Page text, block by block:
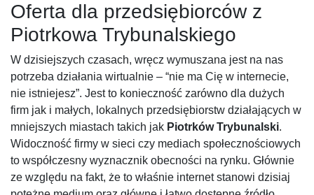
Oferta dla przedsiębiorców z
Piotrkowa Trybunalskiego
W dzisiejszych czasach, wręcz wymuszana jest na nas
potrzeba działania wirtualnie – “nie ma Cię w internecie,
nie istniejesz”. Jest to konieczność zarówno dla dużych
firm jak i małych, lokalnych przedsiębiorstw działających w
mniejszych miastach takich jak Piotrków Trybunalski.
Widoczność firmy w sieci czy mediach społecznościowych
to współczesny wyznacznik obecności na rynku. Głównie
ze względu na fakt, że to właśnie internet stanowi dzisiaj